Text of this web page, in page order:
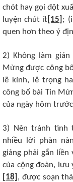
chót hay gọi đột
luyện chút ít [15] ;
quen hơn theo ý
2) Không làm
Mừng được công
lễ kính, lễ trọng
công bố bài Tin
của ngày hôm
3) Nên tránh tình
nhiều lời phàn
giảng phải gắn
của cộng đoàn, lưu
[18] , được soạn